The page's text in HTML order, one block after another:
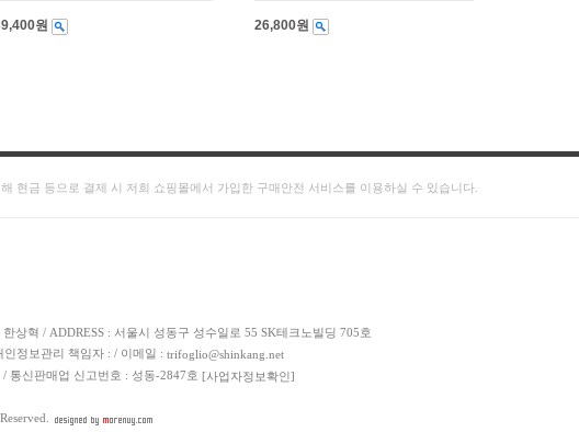
원 26,800원
현금 등으로 결제 시 저희 쇼핑몰에서 가입한 구매안전 서비스를 이용하실 수 있습니다.
상혁 / ADDRESS : 서울시 성동구 성수일로 55 SK테크노빌딩 705호
정보관리 책임자 : / 이메일 : trifoglio@shinkang.net
통신판매업 신고번호 : 성동-2847호 [사업자정보확인]